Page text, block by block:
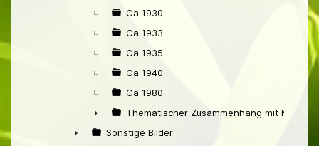
Ca 1930
Ca 1933
Ca 1935
Ca 1940
Ca 1980
►
Thematischer Zusammenhang mit Niederl
Sonstige Bilder